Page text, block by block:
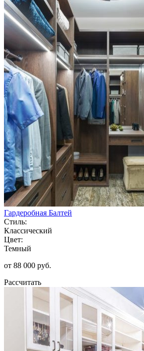
Гардеробная Балтей
Стиль:
Классический
Цвет:
Темный
от 88 000 руб.
Рассчитать